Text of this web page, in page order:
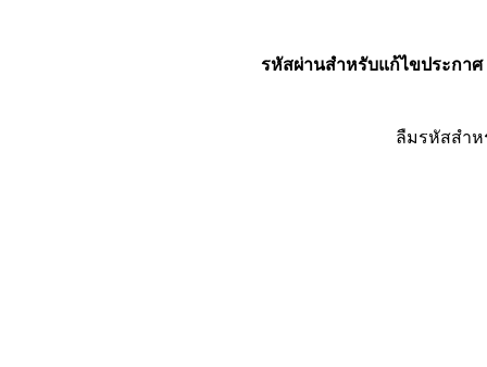
รหัสผ่านสำหรับแก้ไขประกาศ
ลืมรหัสสำ